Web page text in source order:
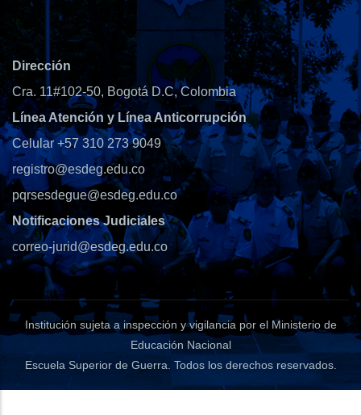
Dirección
Cra. 11#102-50, Bogotá D.C, Colombia
Línea Atención y Línea Anticorrupción
Celular +57 310 273 9049
registro@esdeg.edu.co
pqrsesdegue@esdeg.edu.co
Notificaciones Judiciales
correo-jurid@esdeg.edu.co
Institución sujeta a inspección y vigilancia por el Ministerio de
Educación Nacional
Escuela Superior de Guerra. Todos los derechos reservados.